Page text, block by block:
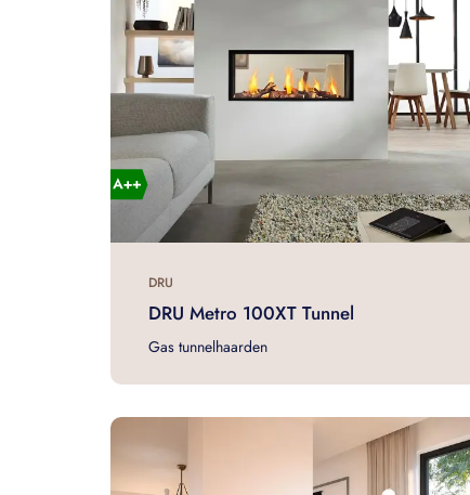
DRU
DRU Metro 100XT Tunnel
Gas tunnelhaarden